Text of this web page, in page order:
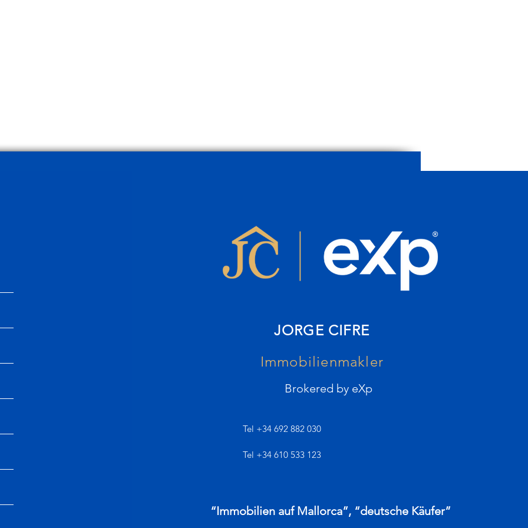
JORGE CIFRE
Immobilienmakler
Brokered by eXp
Tel +34 692 882 030
Tel +34 610 533 123
“Immobilien auf Mallorca”, “deutsche Käufer”